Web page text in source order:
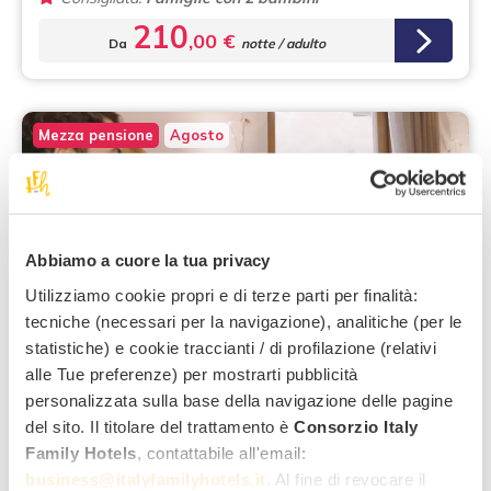
Abbiamo a cuore la tua privacy
Utilizziamo cookie propri e di terze parti per finalità:
tecniche (necessari per la navigazione), analitiche (per le
statistiche) e cookie traccianti / di profilazione (relativi
alle Tue preferenze) per mostrarti pubblicità
personalizzata sulla base della navigazione delle pagine
del sito. Il titolare del trattamento è Consorzio Italy
Family Hotels , contattabile all'email:
business@italyfamilyhotels.it . Al fine di revocare il
Da 210,00 € notte / adulto
Mezza pensione Agosto
Dolomiti - Marilleva
Offerta prenota prima -8%
Valida dal 23/08/2026 al 30/08/2026
Hotel Val di Sole***s
Trentino Alto Adige
Cosa comprende: